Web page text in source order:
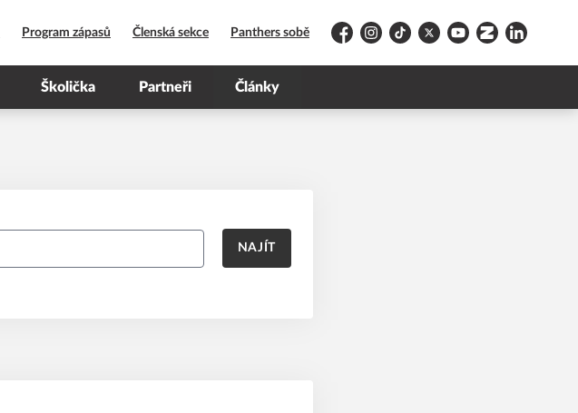
Program zápasů Členská sekce Panthers sobě
FacebookInstagram
TikTokPlatform X
YouTubeZoneramaLinkedIn
Školička Partneři Články
NAJÍT